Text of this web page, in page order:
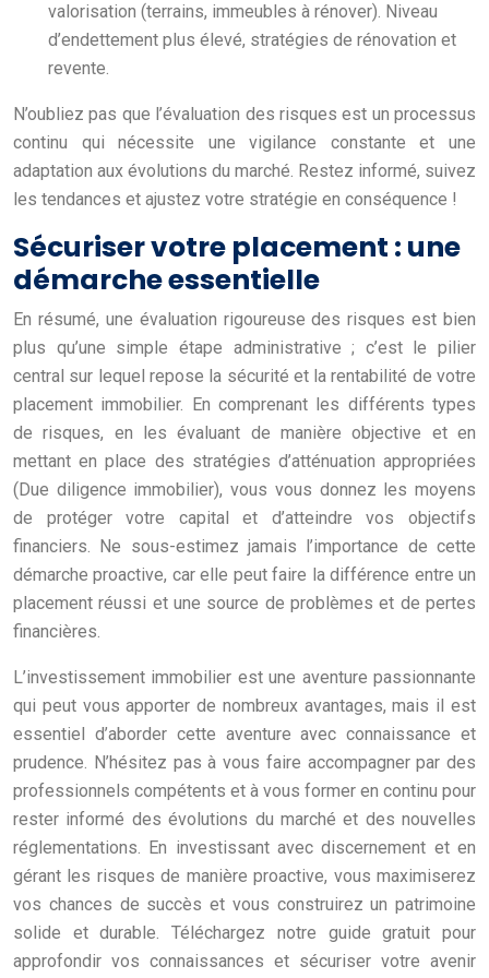
valorisation (terrains, immeubles à rénover). Niveau
d’endettement plus élevé, stratégies de rénovation et
revente.
N’oubliez pas que l’évaluation des risques est un processus
continu qui nécessite une vigilance constante et une
adaptation aux évolutions du marché. Restez informé, suivez
les tendances et ajustez votre stratégie en conséquence !
Sécuriser votre placement : une
démarche essentielle
En résumé, une évaluation rigoureuse des risques est bien
plus qu’une simple étape administrative ; c’est le pilier
central sur lequel repose la sécurité et la rentabilité de votre
placement immobilier. En comprenant les différents types
de risques, en les évaluant de manière objective et en
mettant en place des stratégies d’atténuation appropriées
(Due diligence immobilier), vous vous donnez les moyens
de protéger votre capital et d’atteindre vos objectifs
financiers. Ne sous-estimez jamais l’importance de cette
démarche proactive, car elle peut faire la différence entre un
placement réussi et une source de problèmes et de pertes
financières.
L’investissement immobilier est une aventure passionnante
qui peut vous apporter de nombreux avantages, mais il est
essentiel d’aborder cette aventure avec connaissance et
prudence. N’hésitez pas à vous faire accompagner par des
professionnels compétents et à vous former en continu pour
rester informé des évolutions du marché et des nouvelles
réglementations. En investissant avec discernement et en
gérant les risques de manière proactive, vous maximiserez
vos chances de succès et vous construirez un patrimoine
solide et durable. Téléchargez notre guide gratuit pour
approfondir vos connaissances et sécuriser votre avenir